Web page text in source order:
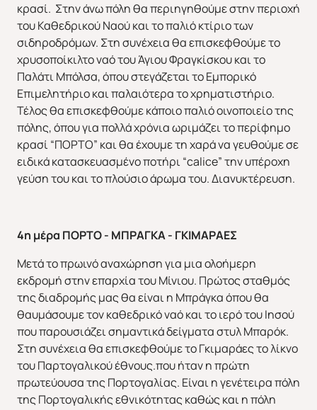
κρασί. Στην άνω πόλη θα περιηγηθούμε στην περιοχή
του Καθεδρικού Ναού και το παλιό κτίριο των
σιδηροδρόμων. Στη συνέχεια θα επισκεφθούμε το
χρυσοποίκιλτο ναό του Άγιου Φραγκίσκου και το
Παλάτι Μπόλσα, όπου στεγάζεται το Εμπορικό
Επιμελητήριο και παλαιότερα το χρηματιστήριο.
Τέλος θα επισκεφθούμε κάποιο παλιό οινοποιείο της
πόλης, όπου για πολλά χρόνια ωριμάζει το περίφημο
κρασί “ΠΟΡΤΟ” και θα έχουμε τη χαρά να γευθούμε σε
ειδικά κατασκευασμένο ποτήρι “calice” την υπέροχη
γεύση του και το πλούσιο άρωμα του. Διανυκτέρευση.
4η μέρα ΠΟΡΤΟ - ΜΠΡΑΓΚΑ - ΓΚΙΜΑΡΑΕΣ
Μετά το πρωινό αναχώρηση για μια ολοήμερη
εκδρομή στην επαρχία του Μίνιου. Πρώτος σταθμός
της διαδρομής μας θα είναι η Μπράγκα όπου θα
θαυμάσουμε τον καθεδρικό ναό και το ιερό του Ιησού
που παρουσιάζει σημαντικά δείγματα στυλ Μπαρόκ.
Στη συνέχεια θα επισκεφθούμε το Γκιμαράες το λίκνο
του Παρτογαλικού έθνους.που ήταν η πρώτη
πρωτεύουσα της Πορτογαλίας. Είναι η γενέτειρα πόλη
της Πορτογαλικής εθνικότητας καθώς και η πόλη